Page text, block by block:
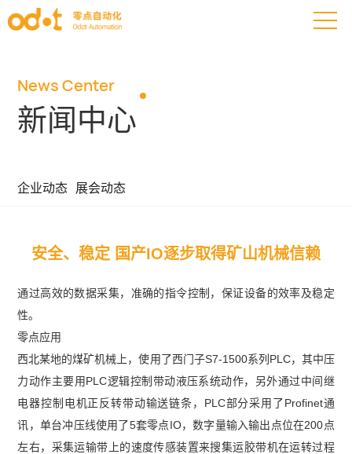
News Center
新闻中心
企业动态 展会动态
安全、稳定 国产IO逐步取得矿山机械信赖
通过高效的数据采集，准确的指令控制，保证设备的效率及稳定
性。
零点应用
西北某地的煤矿机械上，使用了西门子S7-1500系列PLC，其中压
力动作主要用PLC逻辑控制带动液压系统动作，另外通过中间继
电器控制电机正反转带动输送链条，PLC部分采用了Profinet通
讯，单台冲压线使用了5套零点IO，数字量输入输出点位在200点
左右，采集运输带上的速度传感装置来搜集运胶带机在运转过程